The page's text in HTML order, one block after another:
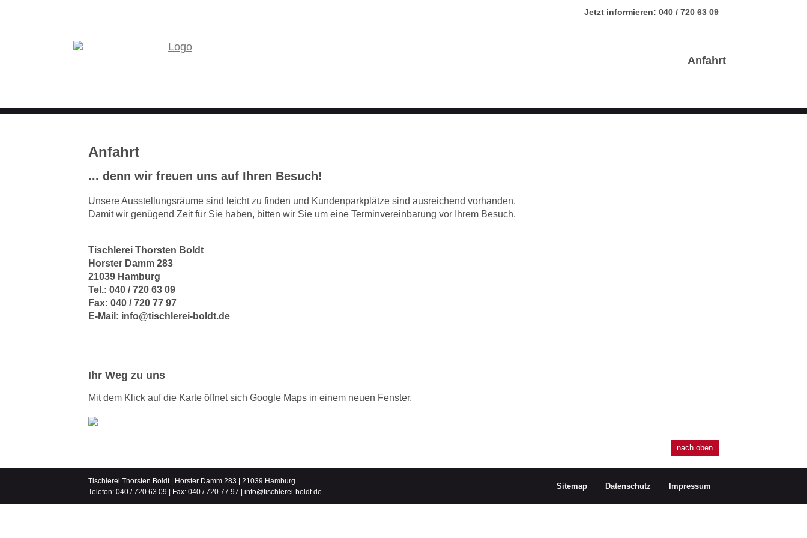
Jetzt informieren: 040 / 720 63 09
Anfahrt
Anfahrt
... denn wir freuen uns auf Ihren Besuch!
Unsere Ausstellungsräume sind leicht zu finden und Kundenparkplätze sind ausreichend vorhanden.
Damit wir genügend Zeit für Sie haben, bitten wir Sie um eine Terminvereinbarung vor Ihrem Besuch.
Tischlerei Thorsten Boldt
Horster Damm 283
21039 Hamburg
Tel.: 040 / 720 63 09
Fax: 040 / 720 77 97
E-Mail: info@tischlerei-boldt.de
Ihr Weg zu uns
Mit dem Klick auf die Karte öffnet sich Google Maps in einem neuen Fenster.
nach oben
Sitemap Datenschutz Impressum
Tischlerei Thorsten Boldt | Horster Damm 283 | 21039 Hamburg
Telefon: 040 / 720 63 09 | Fax: 040 / 720 77 97 | info@tischlerei-boldt.de